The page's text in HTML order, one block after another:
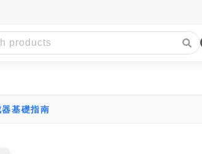
基礎指南